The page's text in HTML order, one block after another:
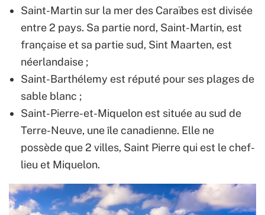
Saint-Martin sur la mer des Caraïbes est divisée
entre 2 pays. Sa partie nord, Saint-Martin, est
française et sa partie sud, Sint Maarten, est
néerlandaise ;
Saint-Barthélemy est réputé pour ses plages de
sable blanc ;
Saint-Pierre-et-Miquelon est située au sud de
Terre-Neuve, une île canadienne. Elle ne
possède que 2 villes, Saint Pierre qui est le chef-
lieu et Miquelon.